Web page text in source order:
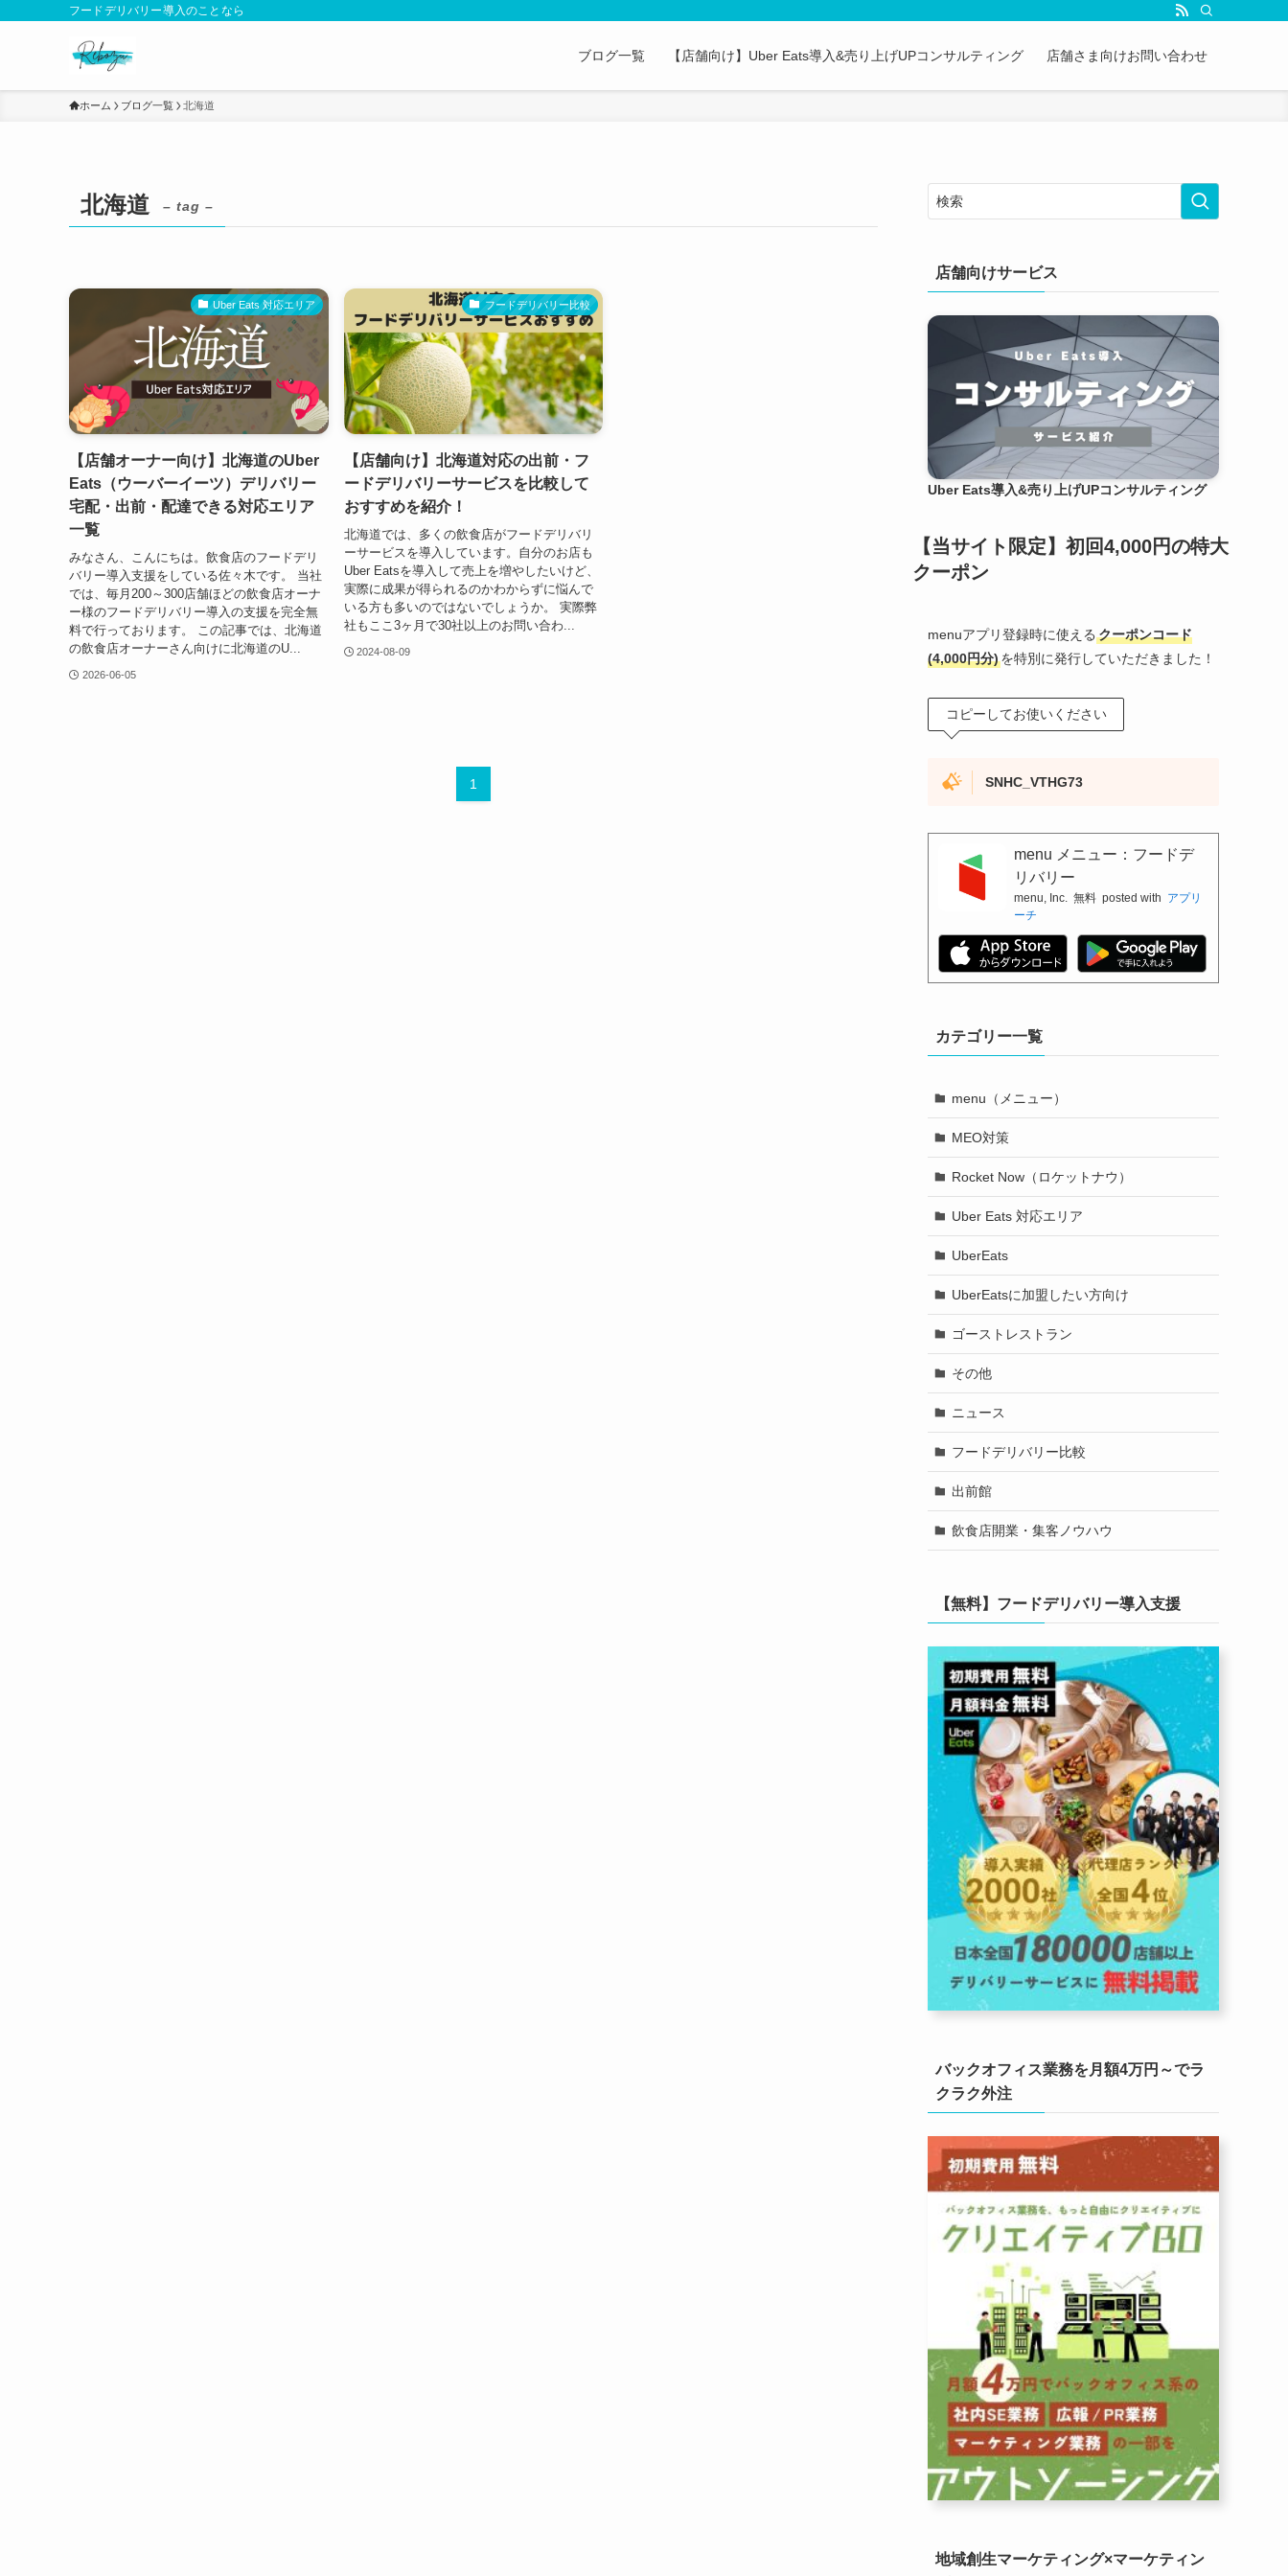
フードデリバリー導入のことなら
ブログ一覧 【店舗向け】Uber Eats導入&売り上げUPコンサルティング 店舗さま向けお問い合わせ
ホーム ブログ一覧 北海道
北海道 – tag –
Uber Eats 対応エリア
【店舗オーナー向け】北海道のUber
Eats（ウーバーイーツ）デリバリー
宅配・出前・配達できる対応エリア
一覧
みなさん、こんにちは。飲食店のフードデリ
バリー導入支援をしている佐々木です。 当社
では、毎月200～300店舗ほどの飲食店オーナ
ー様のフードデリバリー導入の支援を完全無
料で行っております。 この記事では、北海道
の飲食店オーナーさん向けに北海道のU...
2026-06-05
フードデリバリー比較
【店舗向け】北海道対応の出前・フ
ードデリバリーサービスを比較して
おすすめを紹介！
北海道では、多くの飲食店がフードデリバリ
ーサービスを導入しています。自分のお店も
Uber Eatsを導入して売上を増やしたいけど、
実際に成果が得られるのかわからずに悩んで
いる方も多いのではないでしょうか。 実際弊
社もここ3ヶ月で30社以上のお問い合わ...
2024-08-09
1
店舗向けサービス
Uber Eats導入&売り上げUPコンサルティング
【当サイト限定】初回4,000円の特大
クーポン
menuアプリ登録時に使える クーポンコード
(4,000円分)を特別に発行していただきました！
コピーしてお使いください
SNHC_VTHG73
menu メニュー：フードデ
リバリー
menu, Inc. 無料 posted with アプリ
ーチ
カテゴリー一覧
menu（メニュー）
MEO対策
Rocket Now（ロケットナウ）
Uber Eats 対応エリア
UberEats
UberEatsに加盟したい方向け
ゴーストレストラン
その他
ニュース
フードデリバリー比較
出前館
飲食店開業・集客ノウハウ
【無料】フードデリバリー導入支援
バックオフィス業務を月額4万円～でラ
クラク外注
地域創生マーケティング×マーケティン